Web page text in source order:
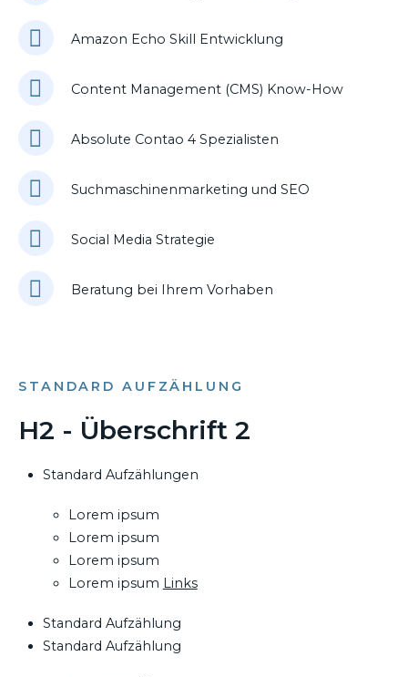
Amazon Echo Skill Entwicklung
Content Management (CMS) Know-How
Absolute Contao 4 Spezialisten
Suchmaschinenmarketing und SEO
Social Media Strategie
Beratung bei Ihrem Vorhaben
STANDARD AUFZÄHLUNG
H2 - Überschrift 2
Standard Aufzählungen
Lorem ipsum
Lorem ipsum
Lorem ipsum
Lorem ipsum Links
Standard Aufzählung
Standard Aufzählung